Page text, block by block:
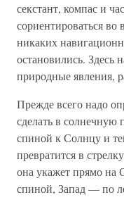
секстант, компас и
сориентироваться во
никаких
остановились. Здесь
природные явления,
Прежде всего надо
сделать в солнечную
спиной к Солнцу и
превратится в
она укажет прямо на
спиной, Запад — по